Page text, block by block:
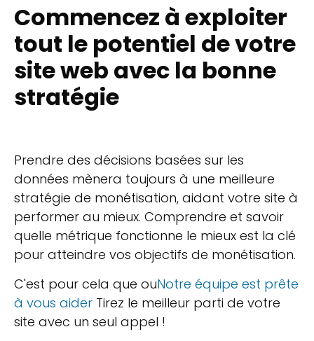
Commencez à exploiter
tout le potentiel de votre
site web avec la bonne
stratégie
Prendre des décisions basées sur les
données mènera toujours à une meilleure
stratégie de monétisation, aidant votre site à
performer au mieux. Comprendre et savoir
quelle métrique fonctionne le mieux est la clé
pour atteindre vos objectifs de monétisation.
C'est pour cela que ouNotre équipe est prête
à vous aider Tirez le meilleur parti de votre
site avec un seul appel !